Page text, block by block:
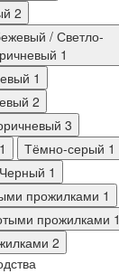
2
/ Светло-
1
1
2
3
1 Тёмно-серый 1
Черный 1
прожилками 1
прожилками 1
2